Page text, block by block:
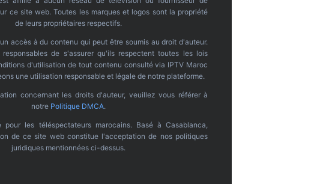
ce site web. Toutes les marques et logos sont la propriété
de leurs propriétaires respectifs.
accès à du contenu qui peut être soumis au droit d'auteur.
de s'assurer qu'ils respectent toutes les lois
d'utilisation de tout contenu consulté via IPTV Maroc
une utilisation responsable et légale de notre plateforme.
concernant les droits d'auteur, veuillez vous référer à
notre Politique DMCA.
pour les téléspectateurs marocains. Basé à Casablanca,
de ce site web constitue l'acceptation de nos politiques
juridiques mentionnées ci-dessus.